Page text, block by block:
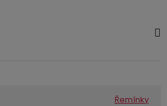
Řemínky